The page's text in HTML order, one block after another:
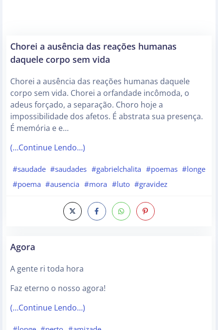
Chorei a ausência das reações humanas
daquele corpo sem vida
Chorei a ausência das reações humanas daquele
corpo sem vida. Chorei a orfandade incômoda, o
adeus forçado, a separação. Choro hoje a
impossibilidade dos afetos. É abstrata sua presença.
É memória e e…
(…Continue Lendo…)
#saudade #saudades #gabrielchalita #poemas #longe
#poema #ausencia #mora #luto #gravidez
Agora
A gente ri toda hora
Faz eterno o nosso agora!
(…Continue Lendo…)